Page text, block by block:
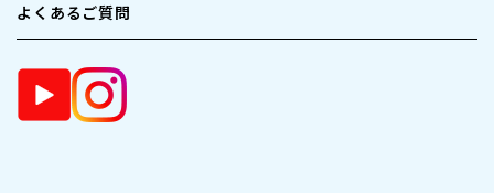
よくあるご質問